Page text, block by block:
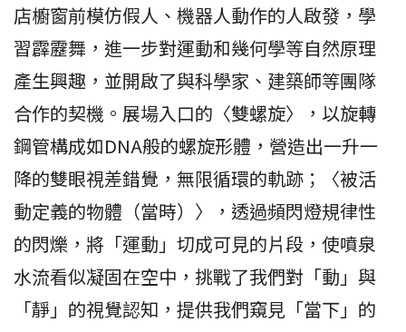
店櫥窗前模仿假人、機器人動作的人啟發，學
習霹靂舞，進一步對運動和幾何學等自然原理
產生興趣，並開啟了與科學家、建築師等團隊
合作的契機。展場入口的〈雙螺旋〉，以旋轉
鋼管構成如DNA般的螺旋形體，營造出一升一
降的雙眼視差錯覺，無限循環的軌跡；〈被活
動定義的物體（當時）〉，透過頻閃燈規律性
的閃爍，將「運動」切成可見的片段，使噴泉
水流看似凝固在空中，挑戰了我們對「動」與
「靜」的視覺認知，提供我們窺見「當下」的